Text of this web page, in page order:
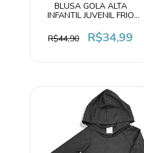
BLUSA GOLA ALTA
INFANTIL JUVENIL FRIO
R$44,90
R$34,99